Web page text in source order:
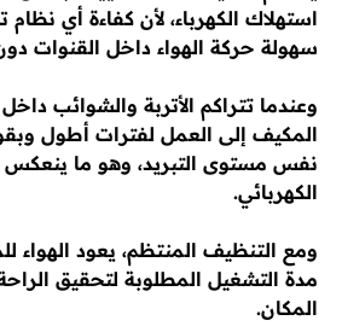
استهلاك الكهرباء، لأن كفاءة أي
سهولة حركة الهواء داخل القنوات
وعندما تتراكم الأتربة والشوائب
المكيف إلى العمل لفترات أطول
نفس مستوى التبريد، وهو ما ينعكس
الكهربائي.
ومع التنظيف المنتظم، يعود الهواء
مدة التشغيل المطلوبة لتحقيق
المكان.